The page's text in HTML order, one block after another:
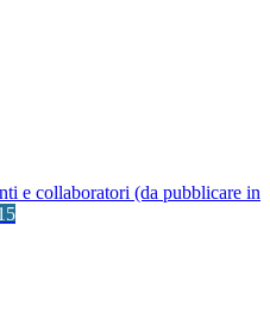
e collaboratori (da pubblicare in